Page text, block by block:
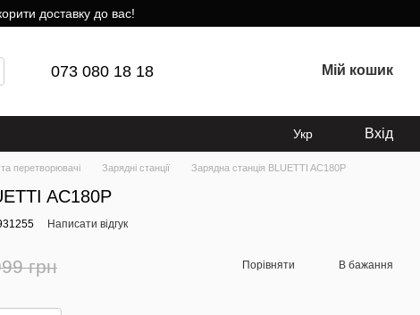
доставку до вас!
073 080 18 18 Мій кошик
Укр Вхід
та перетворювачі Зарядні станції Зарядна станція BLUETTI AC180P
AC180P
Написати відгук
грн Порівняти В бажання